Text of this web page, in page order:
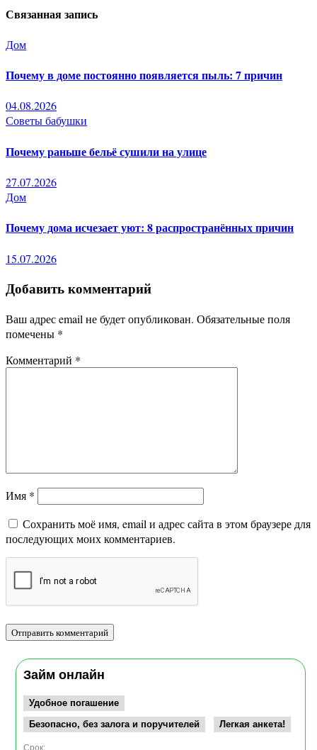
записям
Связанная запись
Дом
Почему в доме постоянно появляется пыль: 7 причин
04.08.2026
Советы бабушки
Почему раньше бельё сушили на улице
27.07.2026
Дом
Почему дома исчезает уют: 8 распространённых причин
15.07.2026
Добавить комментарий
Ваш адрес email не будет опубликован. Обязательные поля
помечены *
Комментарий *
Имя *
Сохранить моё имя, email и адрес сайта в этом браузере для
последующих моих комментариев.